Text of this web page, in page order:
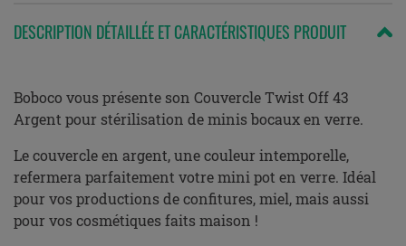
DESCRIPTION DÉTAILLÉE ET CARACTÉRISTIQUES PRODUIT
Boboco vous présente son Couvercle Twist Off 43
Argent pour stérilisation de minis bocaux en verre.
Le couvercle en argent, une couleur intemporelle,
refermera parfaitement votre mini pot en verre. Idéal
pour vos productions de confitures, miel, mais aussi
pour vos cosmétiques faits maison !